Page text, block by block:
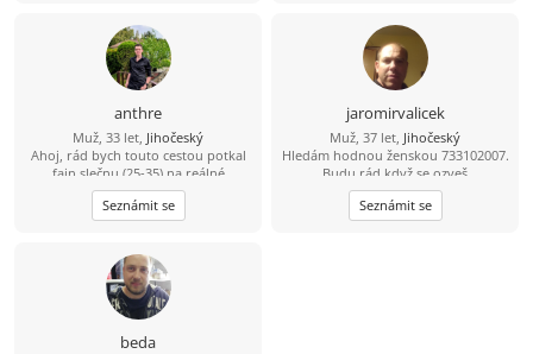
anthre
Muž, 33 let, Jihočeský
Ahoj, rád bych touto cestou potkal
fajn slečnu (25-35) na reálné
seznámení. Že se sice jmenuji Dědek,
ale ve svých 33 letech mám do
starého železa ještě daleko. ????
Trhové Sviny – České Budějovice.
Jsem v tomhle realista a hledám
parťačku z okolí, abychom k sobě
neměli dál, než na jedno rozumné
dojetí autem. Jsem spolehlivý chlap,
Seznámit se
jaromirvalicek
Muž, 37 let, Jihočeský
Hledám hodnou ženskou 733102007.
Budu rád když se ozveš
Seznámit se
beda